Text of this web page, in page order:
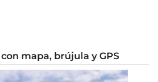
mapa, brújula y GPS